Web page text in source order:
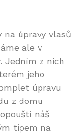
na úpravy vlasů
ale v
Jedním z nich
jeho
úpravu
z domu
náš
tipem na